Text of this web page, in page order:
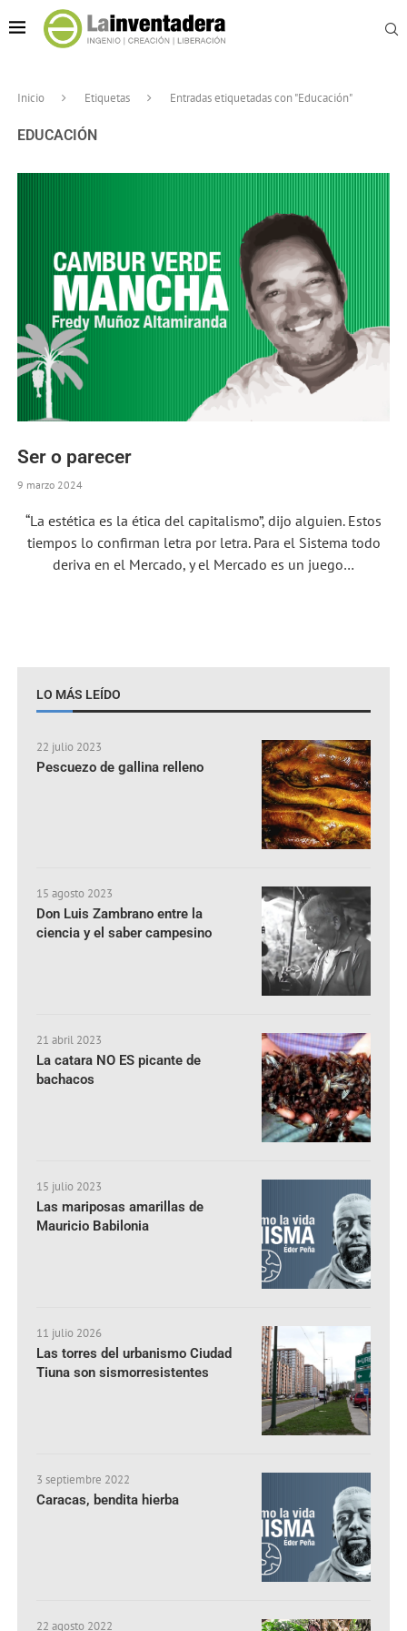
Inicio Etiquetas Entradas etiquetadas con "Educación"
EDUCACIÓN
Ser o parecer
9 marzo 2024
“La estética es la ética del capitalismo”, dijo alguien. Estos
tiempos lo confirman letra por letra. Para el Sistema todo
deriva en el Mercado, y el Mercado es un juego…
LO MÁS LEÍDO
22 julio 2023
Pescuezo de gallina relleno
15 agosto 2023
Don Luis Zambrano entre la
ciencia y el saber campesino
21 abril 2023
La catara NO ES picante de
bachacos
15 julio 2023
Las mariposas amarillas de
Mauricio Babilonia
11 julio 2026
Las torres del urbanismo Ciudad
Tiuna son sismorresistentes
3 septiembre 2022
Caracas, bendita hierba
22 agosto 2022